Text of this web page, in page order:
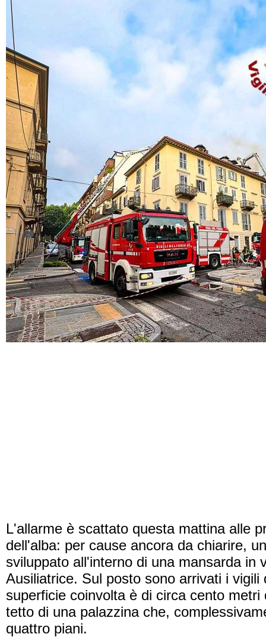
L'allarme è scattato questa mattina alle
dell'alba: per cause ancora da chiarire,
sviluppato all'interno di una mansarda in
Ausiliatrice. Sul posto sono arrivati i vigili
superficie coinvolta è di circa cento metri
tetto di una palazzina che,
quattro piani.